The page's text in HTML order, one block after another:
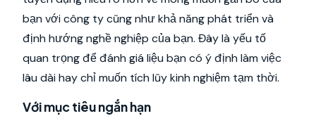
bạn với công ty cũng như khả năng phát triển và
định hướng nghề nghiệp của bạn. Đây là yếu tố
quan trọng để đánh giá liệu bạn có ý định làm việc
lâu dài hay chỉ muốn tích lũy kinh nghiệm tạm thời.
Với mục tiêu ngắn hạn